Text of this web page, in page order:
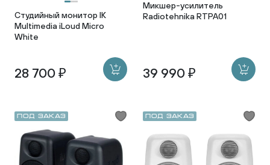
Студийный монитор IK
Multimedia iLoud Micro
White
28 700 ₽
Микшер-усилитель
Radiotehnika RTPA01
39 990 ₽
Под заказ Под заказ